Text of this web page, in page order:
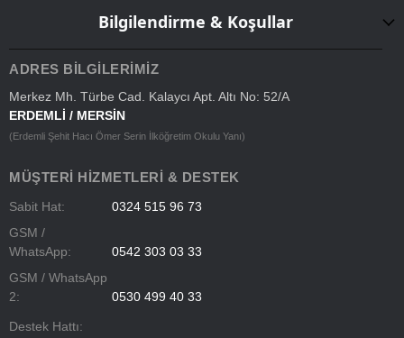
Bilgilendirme & Koşullar
ADRES BILGILERIMIZ
Merkez Mh. Türbe Cad. Kalaycı Apt. Altı No: 52/A
ERDEMLİ / MERSİN
(Erdemli Şehit Hacı Ömer Serin İlköğretim Okulu Yanı)
MÜŞTERI HIZMETLERI & DESTEK
Sabit Hat:
0324 515 96 73
GSM /
WhatsApp:
0542 303 03 33
GSM / WhatsApp
2:
0530 499 40 33
Destek Hattı: